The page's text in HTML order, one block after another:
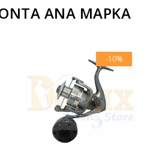
ΑΝΆ ΜΆΡΚΑ
-10%